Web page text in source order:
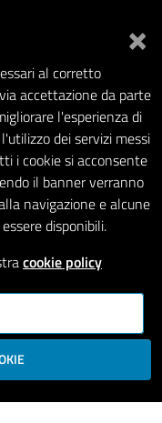
×
al corretto
accettazione da parte
l'esperienza di
dei servizi messi
i cookie si acconsente
il banner verranno
navigazione e alcune
disponibili.
cookie policy